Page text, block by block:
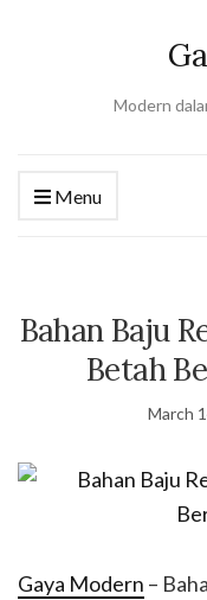
Modern
Menu
Bahan Baju
Betah
March
Gaya Modern –